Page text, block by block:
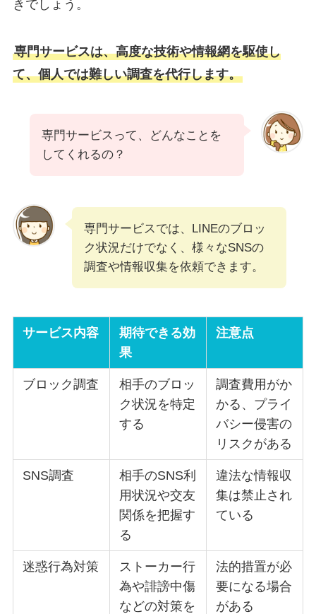
きでしょう。
専門サービスは、高度な技術や情報網を駆使し
て、個人では難しい調査を代行します。
専門サービスって、どんなことを
してくれるの？
専門サービスでは、LINEのブロッ
ク状況だけでなく、様々なSNSの
調査や情報収集を依頼できます。
サービス内容
期待できる効
果
注意点
ブロック調査
相手のブロッ
ク状況を特定
する
調査費用がか
かる、プライ
バシー侵害の
リスクがある
SNS調査
相手のSNS利
用状況や交友
関係を把握す
る
違法な情報収
集は禁止され
ている
迷惑行為対策
ストーカー行
為や誹謗中傷
などの対策を
法的措置が必
要になる場合
がある